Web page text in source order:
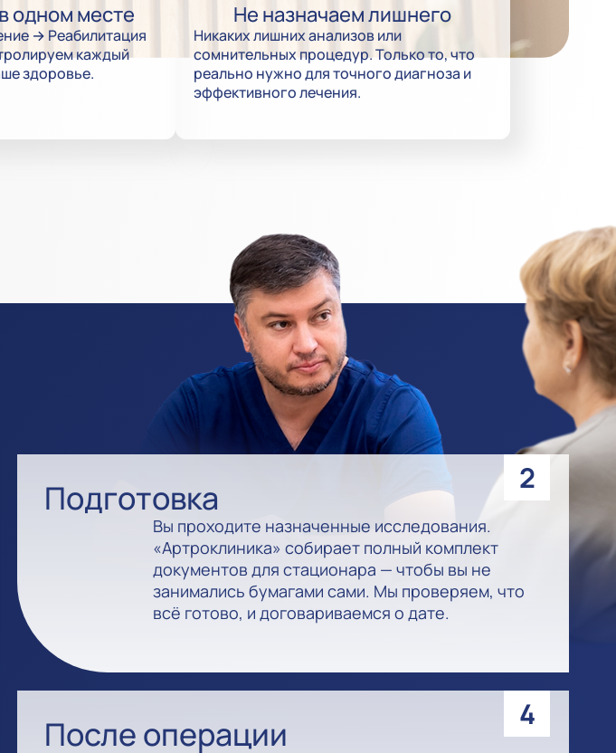
одном месте
→ Реабилитация
каждый
здоровье.
Не назначаем лишнего
Никаких лишних анализов или
сомнительных процедур. Только то, что
реально нужно для точного диагноза и
эффективного лечения.
2
Подготовка
Вы проходите назначенные исследования.
«Артроклиника» собирает полный комплект
документов для стационара — чтобы вы не
занимались бумагами сами. Мы проверяем, что
всё готово, и договариваемся о дате.
4
После операции